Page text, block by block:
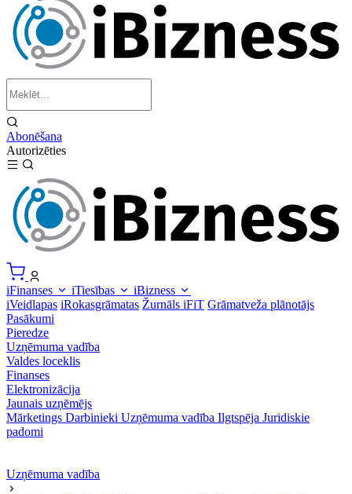
Abonēšana
Autorizēties
iFinanses iTiesības
iBizness
iVeidlapas iRokasgrāmatas Žurnāls iFiT Grāmatveža plānotājs
Pasākumi
Pieredze
Uzņēmuma vadība
Valdes loceklis
Finanses
Elektronizācija
Jaunais uzņēmējs
Mārketings Darbinieki Uzņēmuma vadība Ilgtspēja Juridiskie
padomi
Uzņēmuma vadība